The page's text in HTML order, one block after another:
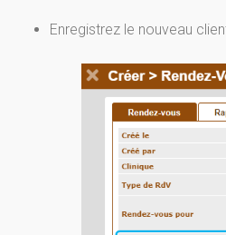
Enregistrez le nouveau